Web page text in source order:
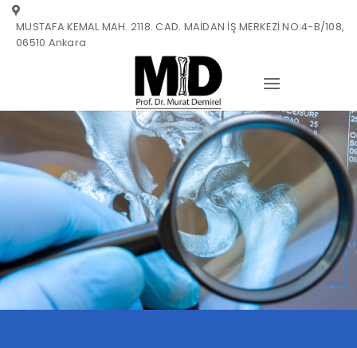
Skip
content
MUSTAFA KEMAL MAH. 2118. CAD. MAİDAN İŞ MERKEZİ NO:4-B/108,
06510 Ankara